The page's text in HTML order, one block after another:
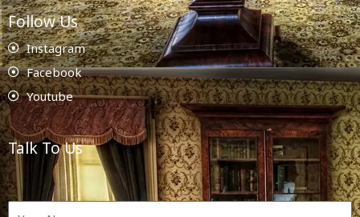
Follow Us
Instagram
Facebook
Youtube
Talk To Us